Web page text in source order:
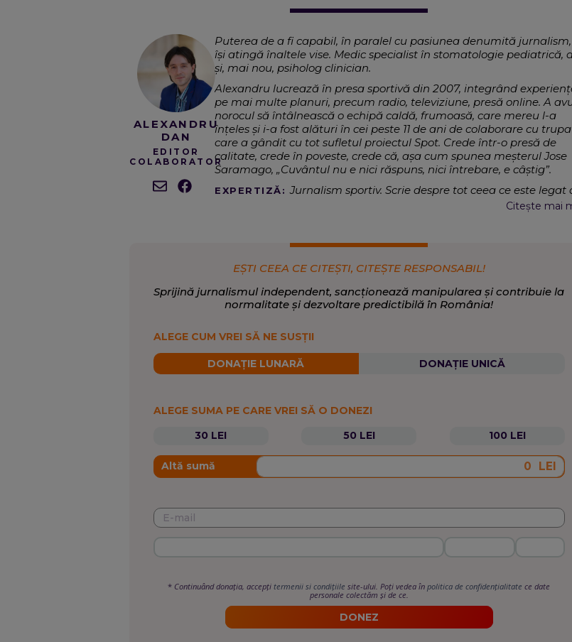
ALEXANDRU
DAN
EDITOR
COLABORATOR
Puterea de a fi capabil, în paralel cu pasiunea denumită
își atingă înaltele vise. Medic specialist în stomatologie pediatrică,
și, mai nou, psiholog clinician.
Alexandru lucrează în presa sportivă din 2007, integrând
pe mai multe planuri, precum radio, televiziune, presă online. A
norocul să întâlnească o echipă caldă, frumoasă, care mereu l-a
înțeles și i-a fost alături în cei peste 11 de ani de colaborare cu trupa
care a gândit cu tot sufletul proiectul Spot. Crede într-o presă de
calitate, crede în poveste, crede că, așa cum spunea meșterul Jose
Saramago, „Cuvântul nu e nici răspuns, nici întrebare, e câştig”.
EXPERTIZĂ:Jurnalism sportiv. Scrie despre tot ceea ce este legat
Citește mai
EȘTI CEEA CE CITEȘTI, CITEȘTE RESPONSABIL!
Sprijină jurnalismul independent, sancționează manipularea și contribuie la
normalitate și dezvoltare predictibilă în România!
ALEGE CUM VREI SĂ NE SUSȚII
DONAȚIE LUNARĂ DONAȚIE UNICĂ
ALEGE SUMA PE CARE VREI SĂ O DONEZI
30 LEI
50 LEI 100 LEI
Altă sumă LEI
* Continuând donația, accepțitermenii si condițiile site-ului. Poți vedea înpolitica de confidențialitate ce date
personale colectăm și de ce.
DONEZ